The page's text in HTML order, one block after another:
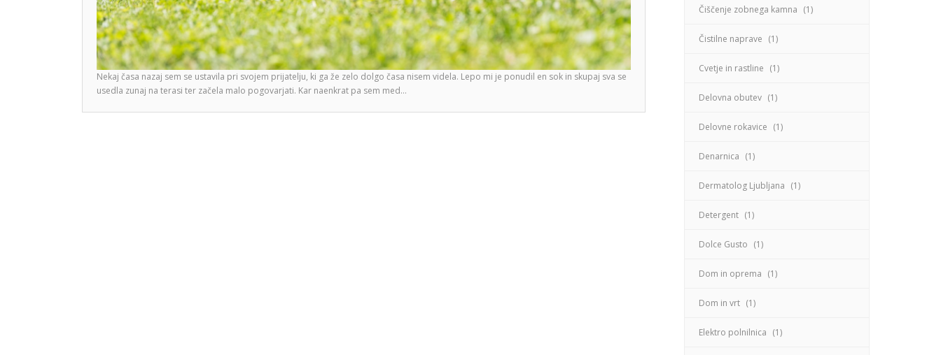
Nekaj časa nazaj sem se ustavila pri svojem prijatelju, ki ga že zelo dolgo časa nisem videla. Lepo mi je ponudil en sok in skupaj sva se
usedla zunaj na terasi ter začela malo pogovarjati. Kar naenkrat pa sem med…
Čiščenje zobnega kamna (1)
Čistilne naprave (1)
Cvetje in rastline (1)
Delovna obutev (1)
Delovne rokavice (1)
Denarnica (1)
Dermatolog Ljubljana (1)
Detergent (1)
Dolce Gusto (1)
Dom in oprema (1)
Dom in vrt (1)
Elektro polnilnica (1)